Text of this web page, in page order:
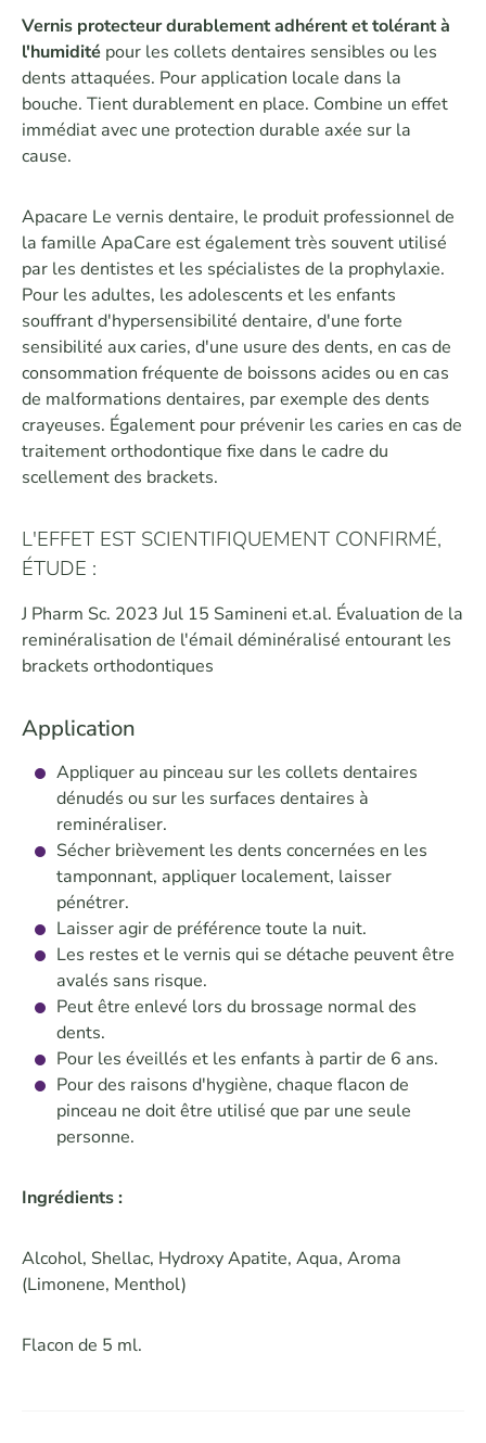
Vernis protecteur durablement adhérent et tolérant à
l'humidité pour les collets dentaires sensibles ou les
dents attaquées. Pour application locale dans la
bouche. Tient durablement en place. Combine un effet
immédiat avec une protection durable axée sur la
cause.
Apacare Le vernis dentaire, le produit professionnel de
la famille ApaCare est également très souvent utilisé
par les dentistes et les spécialistes de la prophylaxie.
Pour les adultes, les adolescents et les enfants
souffrant d'hypersensibilité dentaire, d'une forte
sensibilité aux caries, d'une usure des dents, en cas de
consommation fréquente de boissons acides ou en cas
de malformations dentaires, par exemple des dents
crayeuses. Également pour prévenir les caries en cas de
traitement orthodontique fixe dans le cadre du
scellement des brackets.
L'EFFET EST SCIENTIFIQUEMENT CONFIRMÉ,
ÉTUDE :
J Pharm Sc. 2023 Jul 15 Samineni et.al. Évaluation de la
reminéralisation de l'émail déminéralisé entourant les
brackets orthodontiques
Application
Appliquer au pinceau sur les collets dentaires
dénudés ou sur les surfaces dentaires à
reminéraliser.
Sécher brièvement les dents concernées en les
tamponnant, appliquer localement, laisser
pénétrer.
Laisser agir de préférence toute la nuit.
Les restes et le vernis qui se détache peuvent être
avalés sans risque.
Peut être enlevé lors du brossage normal des
dents.
Pour les éveillés et les enfants à partir de 6 ans.
Pour des raisons d'hygiène, chaque flacon de
pinceau ne doit être utilisé que par une seule
personne.
Ingrédients :
Alcohol, Shellac, Hydroxy Apatite, Aqua, Aroma
(Limonene, Menthol)
Flacon de 5 ml.